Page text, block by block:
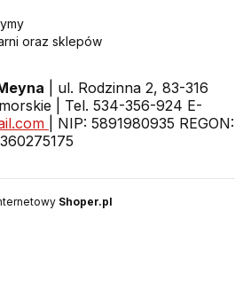
oraz sklepów
| ul. Rodzinna 2, 83-316
| Tel. 534-356-924 E-
| NIP: 5891980935 REGON:
360275175
Shoper.pl